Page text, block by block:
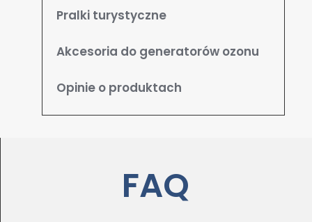
Pralki turystyczne
Akcesoria do generatorów ozonu
Opinie o produktach
FAQ